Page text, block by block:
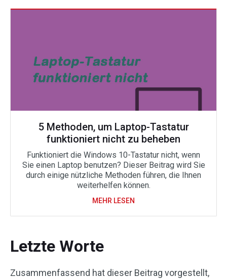
5 Methoden, um Laptop-Tastatur
funktioniert nicht zu beheben
Funktioniert die Windows 10-Tastatur nicht, wenn
Sie einen Laptop benutzen? Dieser Beitrag wird Sie
durch einige nützliche Methoden führen, die Ihnen
weiterhelfen können.
MEHR LESEN
Letzte Worte
Zusammenfassend hat dieser Beitrag vorgestellt,